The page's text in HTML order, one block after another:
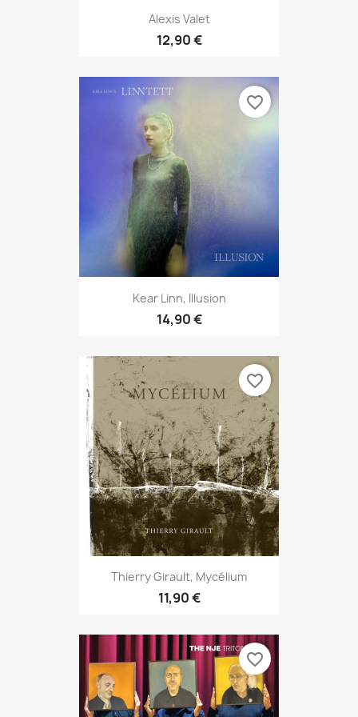
Alexis Valet
12,90 €
Kear Linn, Illusion
14,90 €
favorite_border
Thierry Girault, Mycélium
11,90 €
favorite_border
favorite_border